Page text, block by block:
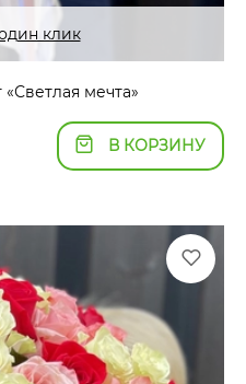
клик
мечта»
В КОРЗИНУ